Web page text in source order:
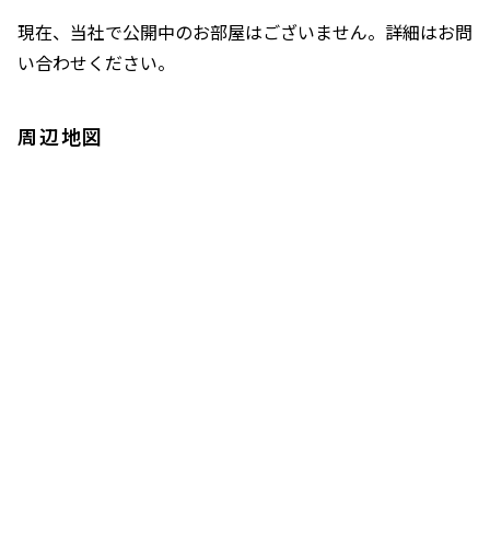
現在、当社で公開中のお部屋はございません。詳細はお問
い合わせください。
周辺地図